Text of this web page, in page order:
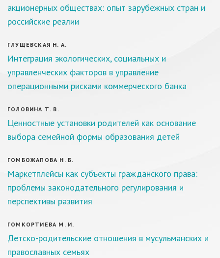
акционерных обществах: опыт зарубежных стран и
российские реалии
ГЛУЩЕВСКАЯ Н. А.
Интеграция экологических, социальных и
управленческих факторов в управление
операционными рисками коммерческого банка
ГОЛОВИНА Т. В.
Ценностные установки родителей как основание
выбора семейной формы образования детей
ГОМБОЖАПОВА Н. Б.
Маркетплейсы как субъекты гражданского права:
проблемы законодательного регулирования и
перспективы развития
ГОМКОРТИЕВА М. И.
Детско-родительские отношения в мусульманских и
православных семьях